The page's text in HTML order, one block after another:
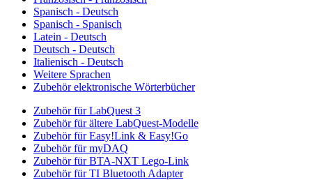
Spanisch - Deutsch
Spanisch - Spanisch
Latein - Deutsch
Deutsch - Deutsch
Italienisch - Deutsch
Weitere Sprachen
Zubehör elektronische Wörterbücher
Zubehör für LabQuest 3
Zubehör für ältere LabQuest-Modelle
Zubehör für Easy!Link & Easy!Go
Zubehör für myDAQ
Zubehör für BTA-NXT Lego-Link
Zubehör für TI Bluetooth Adapter